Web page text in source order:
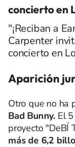
concierto en
"¡Reciban a
Carpenter
concierto en
Aparición
Otro que no ha
Bad Bunny. El
proyecto "DeBÍ
más de 6,2